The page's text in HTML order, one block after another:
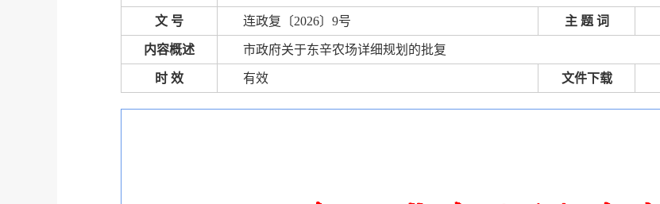
文 号 连政复〔2026〕9号 主 题 词
内容概述 市政府关于东辛农场详细规划的批复
时 效 有效 文件下载